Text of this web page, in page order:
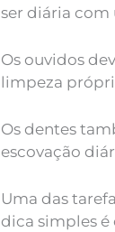
ser diária
Os ouvidos
limpeza
Os dentes
escovação
Uma das
dica simples